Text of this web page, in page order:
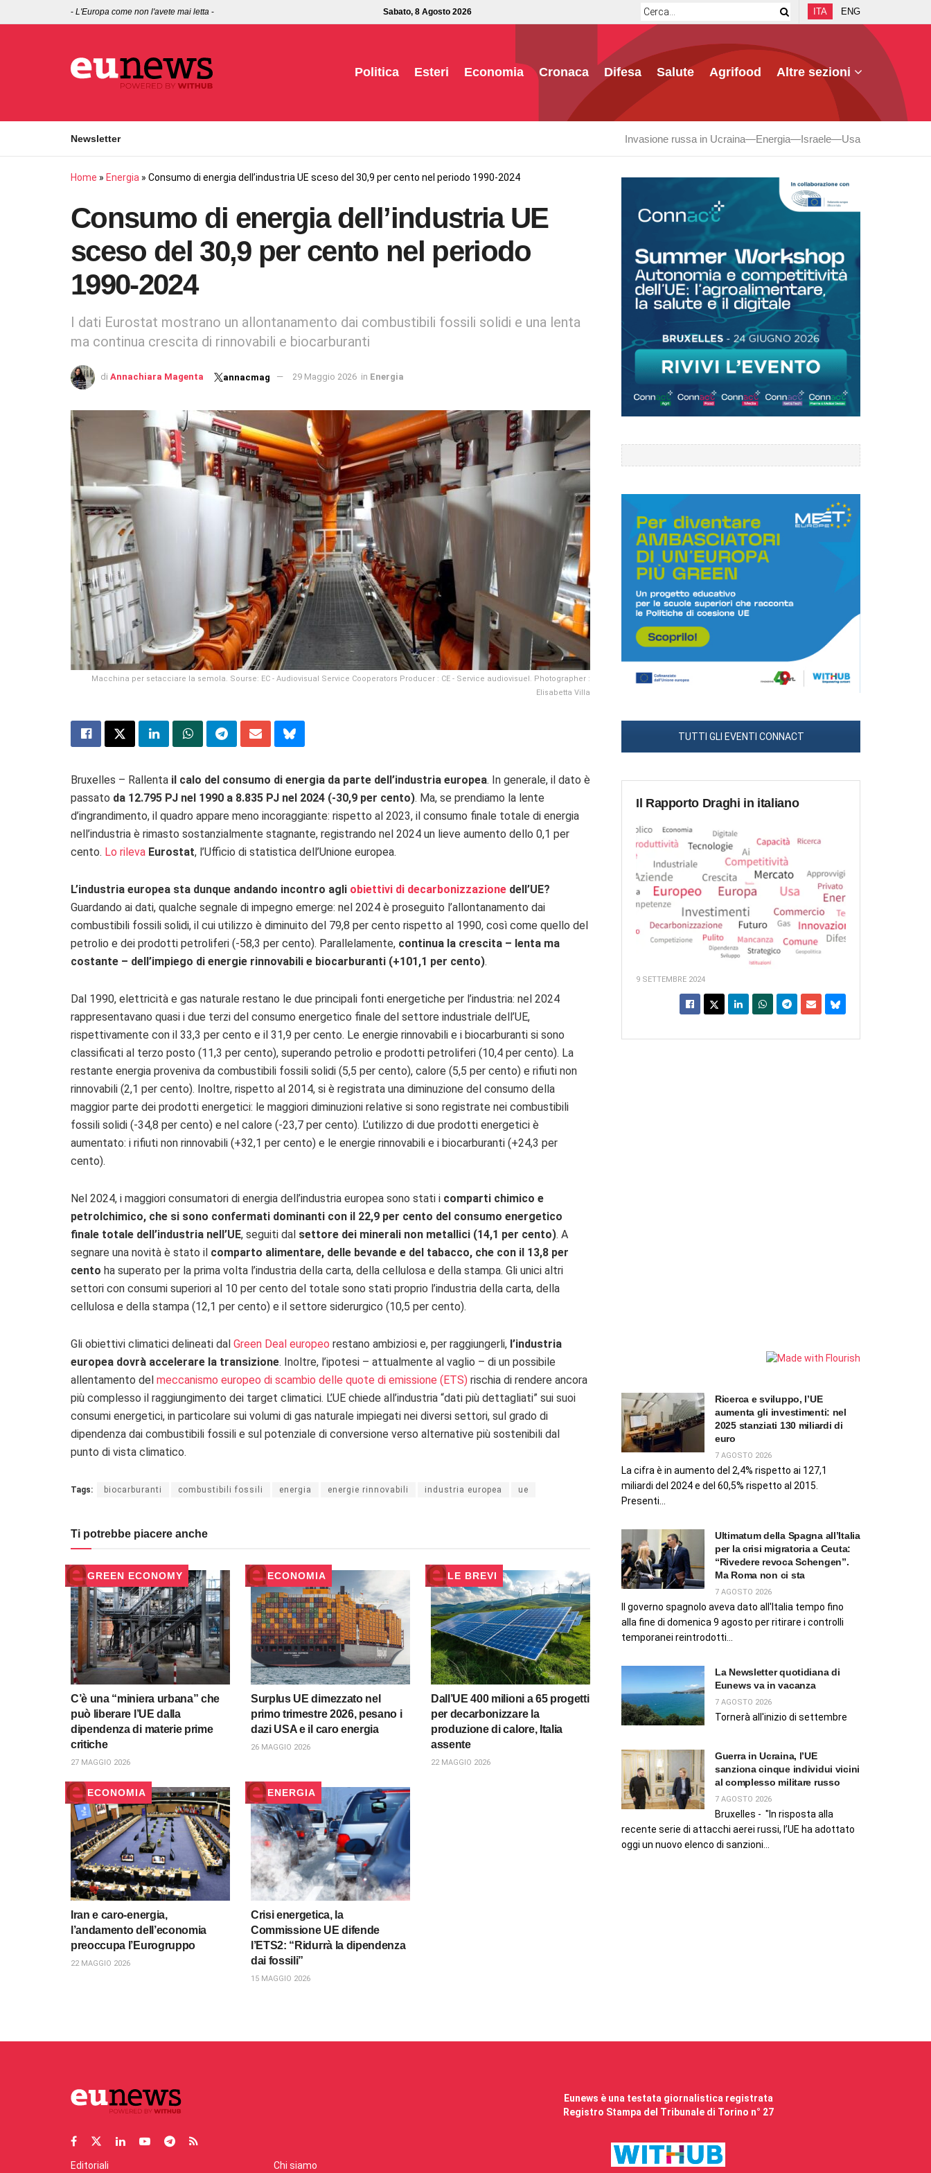
- L'Europa come non l'avete mai letta - Sabato, 8 Agosto 2026 ITA ENG
Politica Esteri Economia Cronaca Difesa Salute Agrifood Altre sezioni
Newsletter Invasione russa in Ucraina Energia Israele Usa
Home » Energia » Consumo di energia dell’industria UE sceso del 30,9 per cento nel periodo 1990-2024
Consumo di energia dell’industria UE
sceso del 30,9 per cento nel periodo
1990-2024
I dati Eurostat mostrano un allontanamento dai combustibili fossili solidi e una lenta
ma continua crescita di rinnovabili e biocarburanti
di Annachiara Magenta annacmag 29 Maggio 2026 in Energia
Macchina per setacciare la semola. Sourse: EC - Audiovisual Service Cooperators Producer : CE - Service audiovisuel. Photographer :
Elisabetta Villa
Bruxelles – Rallenta il calo del consumo di energia da parte dell’industria europea. In generale, il dato è
passato da 12.795 PJ nel 1990 a 8.835 PJ nel 2024 (-30,9 per cento). Ma, se prendiamo la lente
d’ingrandimento, il quadro appare meno incoraggiante: rispetto al 2023, il consumo finale totale di energia
nell’industria è rimasto sostanzialmente stagnante, registrando nel 2024 un lieve aumento dello 0,1 per
cento. Lo rileva Eurostat, l’Ufficio di statistica dell’Unione europea.
L’industria europea sta dunque andando incontro agli obiettivi di decarbonizzazione dell’UE?
Guardando ai dati, qualche segnale di impegno emerge: nel 2024 è proseguito l’allontanamento dai
combustibili fossili solidi, il cui utilizzo è diminuito del 79,8 per cento rispetto al 1990, così come quello del
petrolio e dei prodotti petroliferi (-58,3 per cento). Parallelamente, continua la crescita – lenta ma
costante – dell’impiego di energie rinnovabili e biocarburanti (+101,1 per cento).
Dal 1990, elettricità e gas naturale restano le due principali fonti energetiche per l’industria: nel 2024
rappresentavano quasi i due terzi del consumo energetico finale del settore industriale dell’UE,
rispettivamente con il 33,3 per cento e il 31,9 per cento. Le energie rinnovabili e i biocarburanti si sono
classificati al terzo posto (11,3 per cento), superando petrolio e prodotti petroliferi (10,4 per cento). La
restante energia proveniva da combustibili fossili solidi (5,5 per cento), calore (5,5 per cento) e rifiuti non
rinnovabili (2,1 per cento). Inoltre, rispetto al 2014, si è registrata una diminuzione del consumo della
maggior parte dei prodotti energetici: le maggiori diminuzioni relative si sono registrate nei combustibili
fossili solidi (-34,8 per cento) e nel calore (-23,7 per cento). L’utilizzo di due prodotti energetici è
aumentato: i rifiuti non rinnovabili (+32,1 per cento) e le energie rinnovabili e i biocarburanti (+24,3 per
cento).
Nel 2024, i maggiori consumatori di energia dell’industria europea sono stati i comparti chimico e
petrolchimico, che si sono confermati dominanti con il 22,9 per cento del consumo energetico
finale totale dell’industria nell’UE, seguiti dal settore dei minerali non metallici (14,1 per cento). A
segnare una novità è stato il comparto alimentare, delle bevande e del tabacco, che con il 13,8 per
cento ha superato per la prima volta l’industria della carta, della cellulosa e della stampa. Gli unici altri
settori con consumi superiori al 10 per cento del totale sono stati proprio l’industria della carta, della
cellulosa e della stampa (12,1 per cento) e il settore siderurgico (10,5 per cento).
Gli obiettivi climatici delineati dal Green Deal europeo restano ambiziosi e, per raggiungerli, l’industria
europea dovrà accelerare la transizione. Inoltre, l’ipotesi – attualmente al vaglio – di un possibile
allentamento del meccanismo europeo di scambio delle quote di emissione (ETS) rischia di rendere ancora
più complesso il raggiungimento dei target climatici. L’UE chiede all’industria “dati più dettagliati” sui suoi
consumi energetici, in particolare sui volumi di gas naturale impiegati nei diversi settori, sul grado di
dipendenza dai combustibili fossili e sul potenziale di conversione verso alternative più sostenibili dal
punto di vista climatico.
Tags: biocarburanti combustibili fossili energia energie rinnovabili industria europea ue
Ti potrebbe piacere anche
GREEN ECONOMY
C’è una “miniera urbana” che
può liberare l’UE dalla
dipendenza di materie prime
critiche
27 MAGGIO 2026
ECONOMIA
Surplus UE dimezzato nel
primo trimestre 2026, pesano i
dazi USA e il caro energia
26 MAGGIO 2026
LE BREVI
Dall’UE 400 milioni a 65 progetti
per decarbonizzare la
produzione di calore, Italia
assente
22 MAGGIO 2026
ECONOMIA
Iran e caro-energia,
l’andamento dell’economia
preoccupa l’Eurogruppo
22 MAGGIO 2026
ENERGIA
Crisi energetica, la
Commissione UE difende
l’ETS2: “Ridurrà la dipendenza
dai fossili”
15 MAGGIO 2026
TUTTI GLI EVENTI CONNACT
Il Rapporto Draghi in italiano
9 SETTEMBRE 2024
Ricerca e sviluppo, l’UE
aumenta gli investimenti: nel
2025 stanziati 130 miliardi di
euro
7 AGOSTO 2026
La cifra è in aumento del 2,4% rispetto ai 127,1
miliardi del 2024 e del 60,5% rispetto al 2015.
Presenti...
Ultimatum della Spagna all’Italia
per la crisi migratoria a Ceuta:
“Rivedere revoca Schengen”.
Ma Roma non ci sta
7 AGOSTO 2026
Il governo spagnolo aveva dato all'Italia tempo fino
alla fine di domenica 9 agosto per ritirare i controlli
temporanei reintrodotti...
La Newsletter quotidiana di
Eunews va in vacanza
7 AGOSTO 2026
Tornerà all'inizio di settembre
Guerra in Ucraina, l’UE
sanziona cinque individui vicini
al complesso militare russo
7 AGOSTO 2026
Bruxelles - "In risposta alla
recente serie di attacchi aerei russi, l’UE ha adottato
oggi un nuovo elenco di sanzioni...
Editoriali Chi siamo
Eunews è una testata giornalistica registrata
Registro Stampa del Tribunale di Torino n° 27